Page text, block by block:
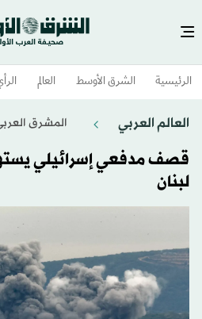
الرئيسية الشرق الأوسط​ العالم
العالم العربي المشرق
قصف مدفعي إسرائيلي
لبنان